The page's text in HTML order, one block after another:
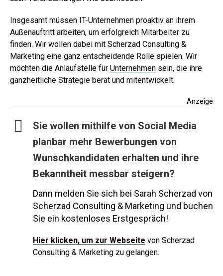
Insgesamt müssen IT-Unternehmen proaktiv an ihrem
Außenauftritt arbeiten, um erfolgreich Mitarbeiter zu
finden. Wir wollen dabei mit Scherzad Consulting &
Marketing eine ganz entscheidende Rolle spielen. Wir
möchten die Anlaufstelle für Unternehmen sein, die ihre
ganzheitliche Strategie berät und mitentwickelt.
Anzeige
Sie wollen mithilfe von Social Media
planbar mehr Bewerbungen von
Wunschkandidaten erhalten und ihre
Bekanntheit messbar steigern?
Dann melden Sie sich bei Sarah Scherzad von
Scherzad Consulting & Marketing und buchen
Sie ein kostenloses Erstgespräch!
Hier klicken, um zur Webseite von Scherzad
Consulting & Marketing zu gelangen.